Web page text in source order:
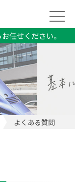
任せください。
よくある質問